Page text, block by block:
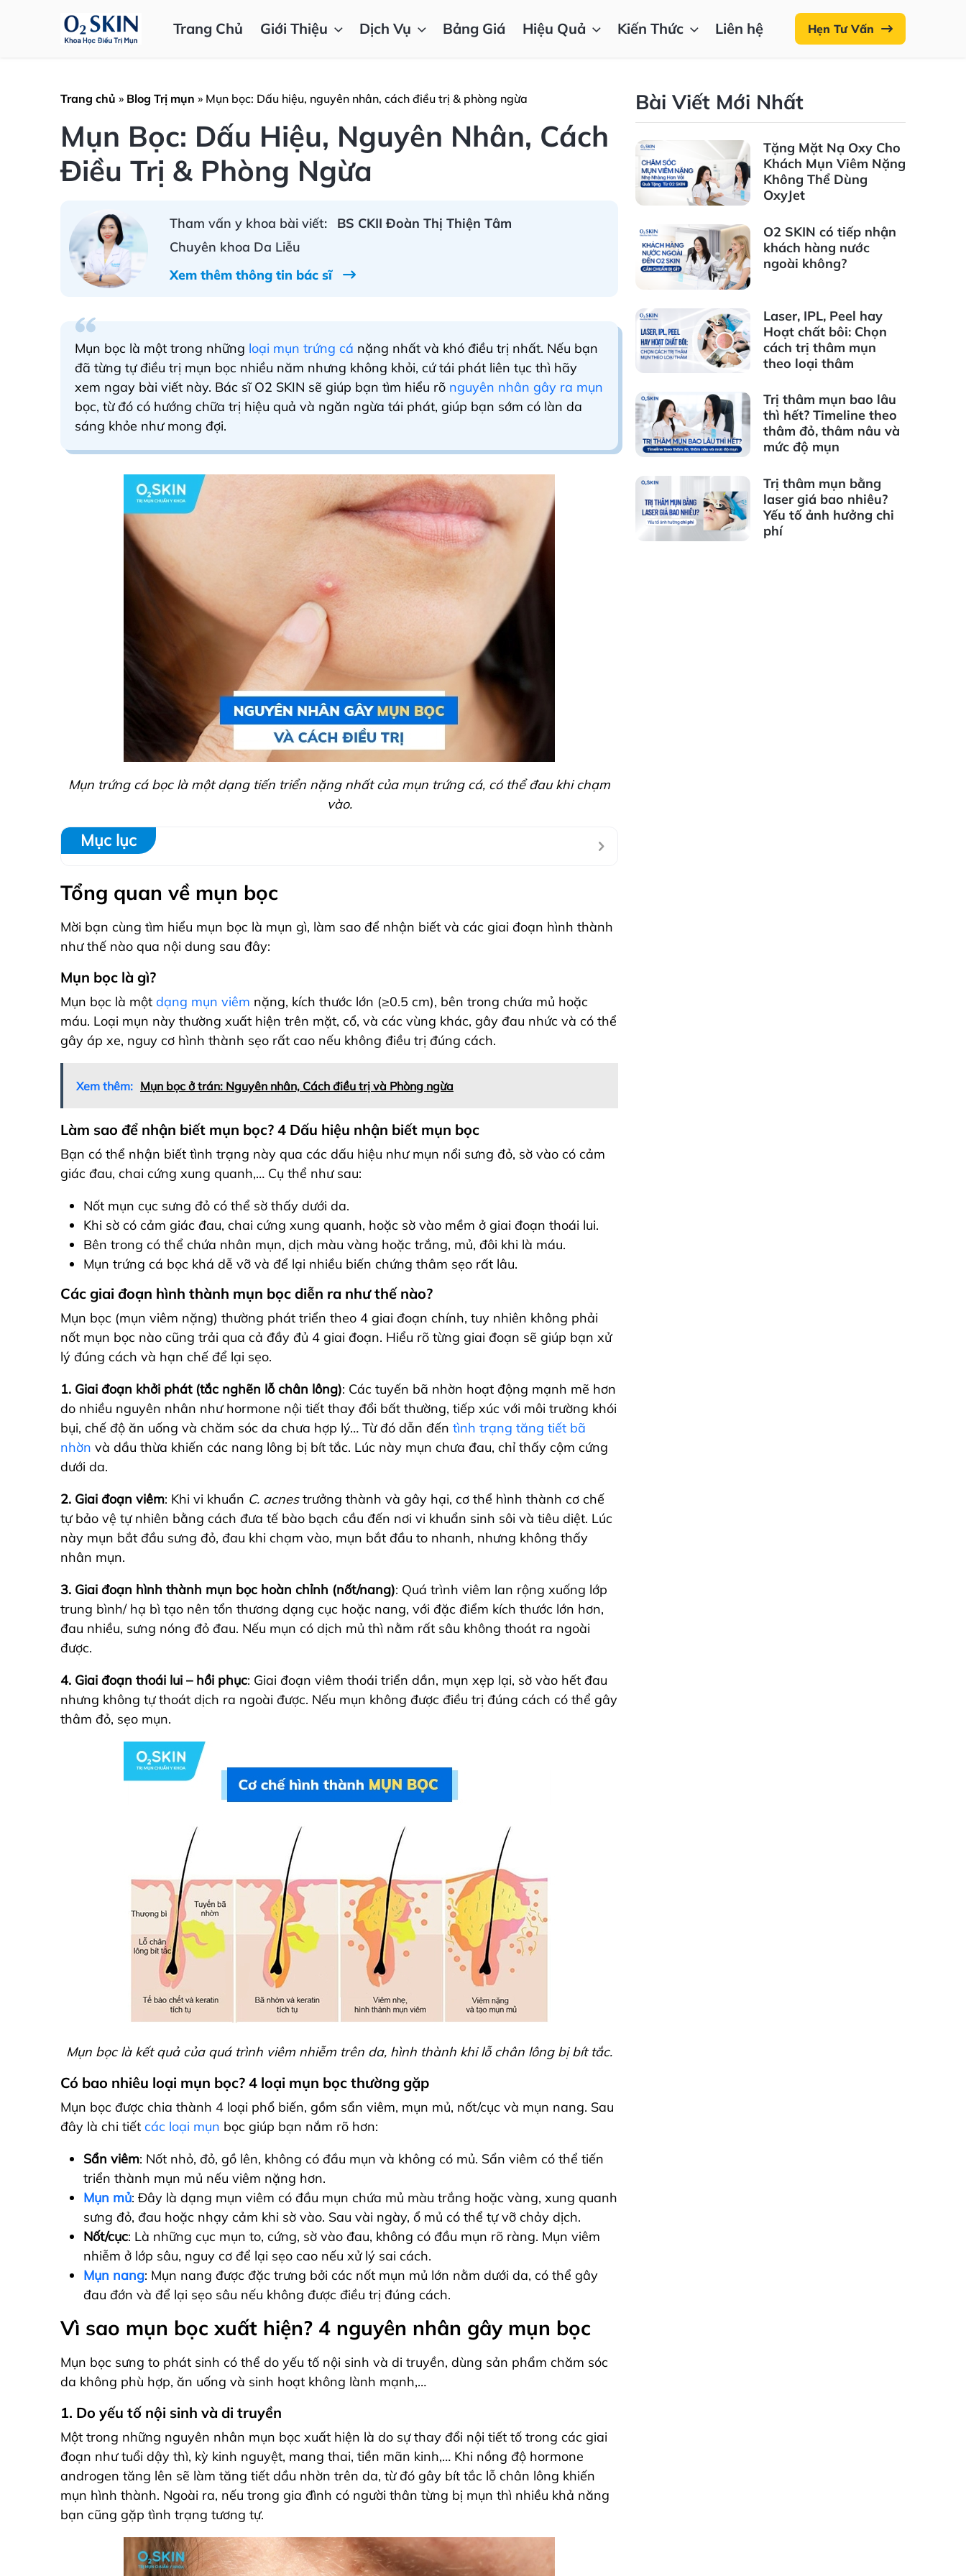
Trang Chủ Giới Thiệu Dịch Vụ Bảng Giá Hiệu Quả Kiến Thức Liên hệ Hẹn Tư Vấn
Trang chủ » Blog Trị mụn » Mụn bọc: Dấu hiệu, nguyên nhân, cách điều trị & phòng ngừa
Mụn Bọc: Dấu Hiệu, Nguyên Nhân, Cách
Điều Trị & Phòng Ngừa
Tham vấn y khoa bài viết:
BS CKII Đoàn Thị Thiện Tâm
Chuyên khoa Da Liễu
Xem thêm thông tin bác sĩ
Mụn bọc là một trong những loại mụn trứng cá nặng nhất và khó điều trị nhất. Nếu bạn
đã từng tự điều trị mụn bọc nhiều năm nhưng không khỏi, cứ tái phát liên tục thì hãy
xem ngay bài viết này. Bác sĩ O2 SKIN sẽ giúp bạn tìm hiểu rõ nguyên nhân gây ra mụn
bọc, từ đó có hướng chữa trị hiệu quả và ngăn ngừa tái phát, giúp bạn sớm có làn da
sáng khỏe như mong đợi.
Mụn trứng cá bọc là một dạng tiến triển nặng nhất của mụn trứng cá, có thể đau khi chạm
vào.
Mục lục
Tổng quan về mụn bọc
Mời bạn cùng tìm hiểu mụn bọc là mụn gì, làm sao để nhận biết và các giai đoạn hình thành
như thế nào qua nội dung sau đây:
Mụn bọc là gì?
Mụn bọc là một dạng mụn viêm nặng, kích thước lớn (≥0.5 cm), bên trong chứa mủ hoặc
máu. Loại mụn này thường xuất hiện trên mặt, cổ, và các vùng khác, gây đau nhức và có thể
gây áp xe, nguy cơ hình thành sẹo rất cao nếu không điều trị đúng cách.
Xem thêm: Mụn bọc ở trán: Nguyên nhân, Cách điều trị và Phòng ngừa
Làm sao để nhận biết mụn bọc? 4 Dấu hiệu nhận biết mụn bọc
Bạn có thể nhận biết tình trạng này qua các dấu hiệu như mụn nổi sưng đỏ, sờ vào có cảm
giác đau, chai cứng xung quanh,… Cụ thể như sau:
Nốt mụn cục sưng đỏ có thể sờ thấy dưới da.
Khi sờ có cảm giác đau, chai cứng xung quanh, hoặc sờ vào mềm ở giai đoạn thoái lui.
Bên trong có thể chứa nhân mụn, dịch màu vàng hoặc trắng, mủ, đôi khi là máu.
Mụn trứng cá bọc khá dễ vỡ và để lại nhiều biến chứng thâm sẹo rất lâu.
Các giai đoạn hình thành mụn bọc diễn ra như thế nào?
Mụn bọc (mụn viêm nặng) thường phát triển theo 4 giai đoạn chính, tuy nhiên không phải
nốt mụn bọc nào cũng trải qua cả đầy đủ 4 giai đoạn. Hiểu rõ từng giai đoạn sẽ giúp bạn xử
lý đúng cách và hạn chế để lại sẹo.
1. Giai đoạn khởi phát (tắc nghẽn lỗ chân lông): Các tuyến bã nhờn hoạt động mạnh mẽ hơn
do nhiều nguyên nhân như hormone nội tiết thay đổi bất thường, tiếp xúc với môi trường khói
bụi, chế độ ăn uống và chăm sóc da chưa hợp lý… Từ đó dẫn đến tình trạng tăng tiết bã
nhờn và dầu thừa khiến các nang lông bị bít tắc. Lúc này mụn chưa đau, chỉ thấy cộm cứng
dưới da.
2. Giai đoạn viêm: Khi vi khuẩn C. acnestrưởng thành và gây hại, cơ thể hình thành cơ chế
tự bảo vệ tự nhiên bằng cách đưa tế bào bạch cầu đến nơi vi khuẩn sinh sôi và tiêu diệt. Lúc
này mụn bắt đầu sưng đỏ, đau khi chạm vào, mụn bắt đầu to nhanh, nhưng không thấy
nhân mụn.
3. Giai đoạn hình thành mụn bọc hoàn chỉnh (nốt/nang): Quá trình viêm lan rộng xuống lớp
trung bình/ hạ bì tạo nên tổn thương dạng cục hoặc nang, với đặc điểm kích thước lớn hơn,
đau nhiều, sưng nóng đỏ đau. Nếu mụn có dịch mủ thì nằm rất sâu không thoát ra ngoài
được.
4. Giai đoạn thoái lui – hồi phục: Giai đoạn viêm thoái triển dần, mụn xẹp lại, sờ vào hết đau
nhưng không tự thoát dịch ra ngoài được. Nếu mụn không được điều trị đúng cách có thể gây
thâm đỏ, sẹo mụn.
Mụn bọc là kết quả của quá trình viêm nhiễm trên da, hình thành khi lỗ chân lông bị bít tắc.
Có bao nhiêu loại mụn bọc? 4 loại mụn bọc thường gặp
Mụn bọc được chia thành 4 loại phổ biến, gồm sẩn viêm, mụn mủ, nốt/cục và mụn nang. Sau
đây là chi tiết các loại mụn bọc giúp bạn nắm rõ hơn:
Sẩn viêm: Nốt nhỏ, đỏ, gồ lên, không có đầu mụn và không có mủ. Sẩn viêm có thể tiến
triển thành mụn mủ nếu viêm nặng hơn.
Mụn mủ: Đây là dạng mụn viêm có đầu mụn chứa mủ màu trắng hoặc vàng, xung quanh
sưng đỏ, đau hoặc nhạy cảm khi sờ vào. Sau vài ngày, ổ mủ có thể tự vỡ chảy dịch.
Nốt/cục: Là những cục mụn to, cứng, sờ vào đau, không có đầu mụn rõ ràng. Mụn viêm
nhiễm ở lớp sâu, nguy cơ để lại sẹo cao nếu xử lý sai cách.
Mụn nang: Mụn nang được đặc trưng bởi các nốt mụn mủ lớn nằm dưới da, có thể gây
đau đớn và để lại sẹo sâu nếu không được điều trị đúng cách.
Vì sao mụn bọc xuất hiện? 4 nguyên nhân gây mụn bọc
Mụn bọc sưng to phát sinh có thể do yếu tố nội sinh và di truyền, dùng sản phẩm chăm sóc
da không phù hợp, ăn uống và sinh hoạt không lành mạnh,…
1. Do yếu tố nội sinh và di truyền
Một trong những nguyên nhân mụn bọc xuất hiện là do sự thay đổi nội tiết tố trong các giai
đoạn như tuổi dậy thì, kỳ kinh nguyệt, mang thai, tiền mãn kinh,… Khi nồng độ hormone
androgen tăng lên sẽ làm tăng tiết dầu nhờn trên da, từ đó gây bít tắc lỗ chân lông khiến
mụn hình thành. Ngoài ra, nếu trong gia đình có người thân từng bị mụn thì nhiều khả năng
bạn cũng gặp tình trạng tương tự.
Bài Viết Mới Nhất
Tặng Mặt Nạ Oxy Cho
Khách Mụn Viêm Nặng
Không Thể Dùng
OxyJet
O2 SKIN có tiếp nhận
khách hàng nước
ngoài không?
Laser, IPL, Peel hay
Hoạt chất bôi: Chọn
cách trị thâm mụn
theo loại thâm
Trị thâm mụn bao lâu
thì hết? Timeline theo
thâm đỏ, thâm nâu và
mức độ mụn
Trị thâm mụn bằng
laser giá bao nhiêu?
Yếu tố ảnh hưởng chi
phí